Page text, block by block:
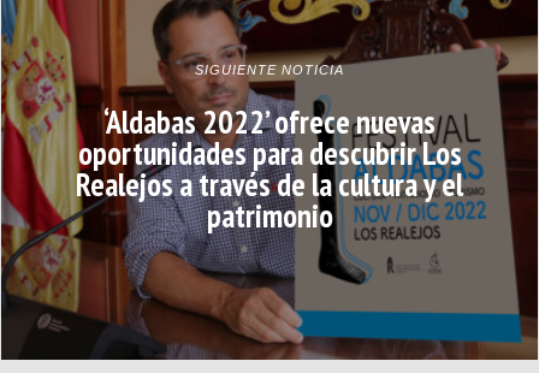
SIGUIENTE NOTICIA
‘Aldabas 2022’ ofrece nuevas
oportunidades para descubrir Los
Realejos a través de la cultura y el
patrimonio